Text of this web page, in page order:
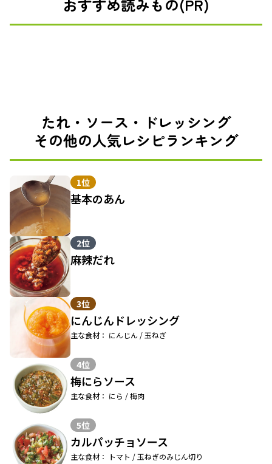
おすすめ読みもの(PR)
たれ・ソース・ドレッシング
その他の人気レシピランキング
1位
基本のあん
2位
麻辣だれ
3位
にんじんドレッシング
主な食材： にんじん / 玉ねぎ
4位
梅にらソース
主な食材： にら / 梅肉
5位
カルパッチョソース
主な食材： トマト / 玉ねぎのみじん切り